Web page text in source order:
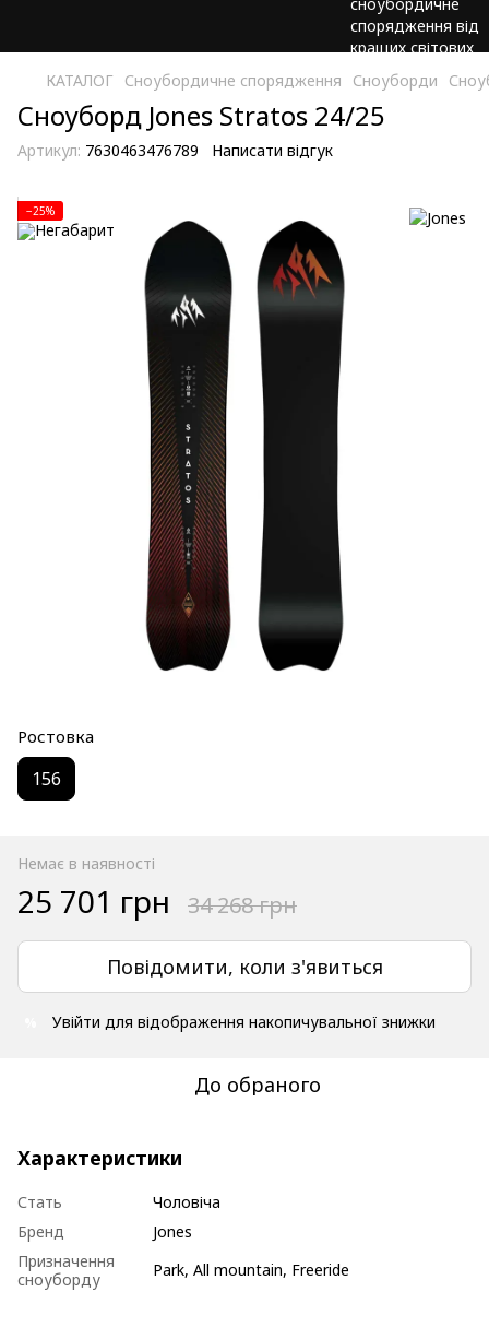
КАТАЛОГ Сноубордичне спорядження Сноуборди
Сноуборд Jones Stratos 24/25
Артикул: 7630463476789 Написати відгук
−25%
Ростовка
156
Немає в наявності
25 701 грн 34 268 грн
Повідомити, коли з'явиться
Увійти для відображення накопичувальної знижки
До обраного
Характеристики
Стать
Чоловіча
Бренд
Jones
Призначення
сноуборду
Park, All mountain, Freeride